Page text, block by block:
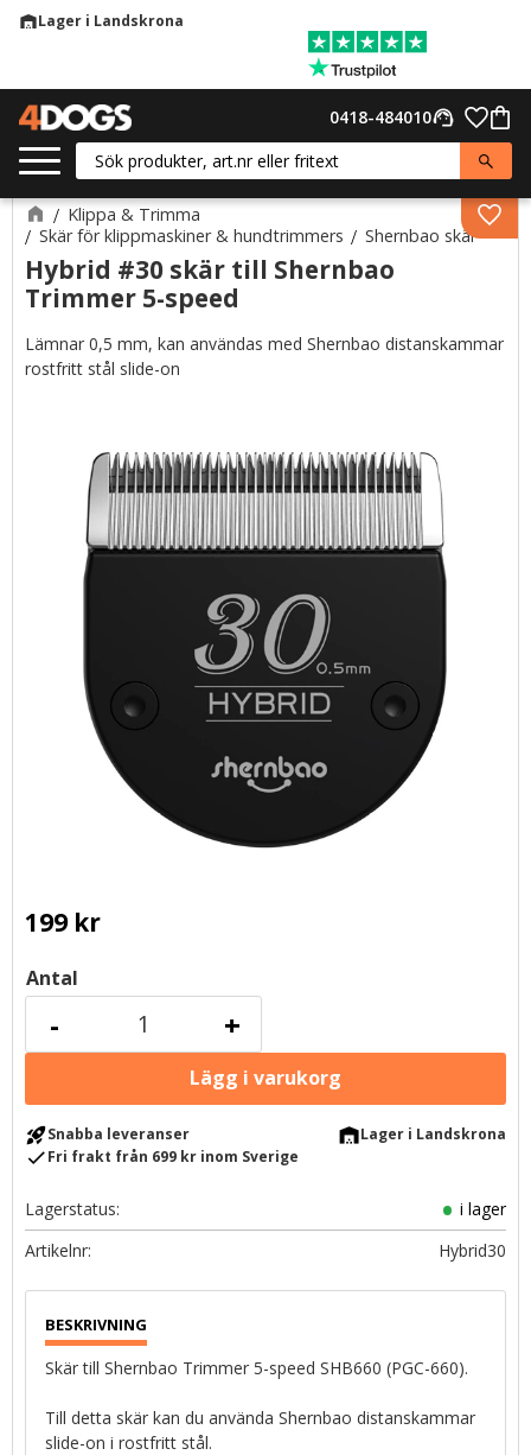
warehouseLager i Landskrona
support_agent
0418-484010
Klippa & Trimma
Skär för klippmaskiner & hundtrimmers
Shernbao skär
Hybrid #30 skär till Shernbao
Trimmer 5-speed
Lämnar 0,5 mm, kan användas med Shernbao distanskammar
rostfritt stål slide-on
199kr
Antal
+
-
rocket_launchSnabba leveranser warehouseLager i Landskrona
checkFri frakt från 699 kr inom Sverige
Lagerstatus
i lager
Artikelnr
Hybrid30
Skär till Shernbao Trimmer 5-speed SHB660 (PGC-660).
Till detta skär kan du använda Shernbao distanskammar
slide-on i rostfritt stål.